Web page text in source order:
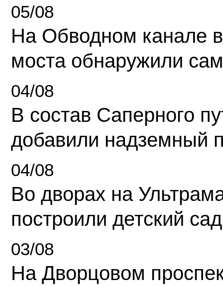
05/08
На Обводном канале
моста обнаружили
04/08
В состав Саперного
добавили надземный
04/08
Во дворах на
построили детский сад
03/08
На Дворцовом